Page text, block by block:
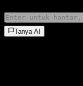
Tanya AI